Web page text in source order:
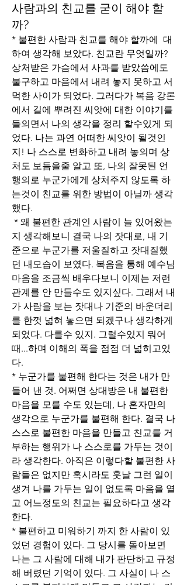
사람과의 친교를 굳이 해야 할
까?
* 불편한 사람과 친교를 해야 할까에  대
하여 생각해 보았다. 친교란 무엇일까?
상처받은 가슴에서 사과를 받았씀에도
불구하고 마음에서 내려 놓지 못하고 서
먹한 사이가 되었다. 그러다가 복음 강론
에서 길에 뿌려진 씨앗에 대한 이야기를
들의면서 나의 생각을 정리 할수있게 되
었다. 나는 과연 어떠한 씨앗이 될것인
지! 나 스스로 변화하고 내려 놓의며 상
처도 보듬을줄 알고 또, 나의 잘못된 언
행의로 누군가에게 상처주지 않도록 하
는것이 친교를 위한 방법이 아닐까 생각
했다.
지 생각해보니 결국 나의 잣대로, 내 기
준으로 누군가를 저울질하고 잣대질했
던 내모습이 보였다. 복음을 통해 예수님
마음을 조금씩 배우다보니 이제는 저런
관계를 안 만들수도 있지싶다. 그래서 내
가 사람을 보는 잣대나 기준의 바운더리
를 한껏 넓혀 놓으면 되겠구나 생각하게
되었다. 다를수 있지. 그럴수있지 뭐어
때...하며 이해의 폭을 점점 더 넓히고있
다.
* 누군가를 불편해 한다는 것은 내가 만
들어 낸 것. 어쩌면 상대방은 내 불편한
마음을 모를 수도 있는데, 나 혼자만의
생각으로 누군가를 불편해 한다. 결국 나
스스로 불편한 마음을 만들고 친교를 거
부하는 행위가 나 스스로를 가두는 것이
라 생각한다. 아직은 이렇다할 불편한 사
람들은 없지만 혹시라도 훗날 그런 일이
생겨 나를 가두는 일이 없도록 마음을 열
고 어느정도의 친교는 필요하다고 생각
한다.
* 불편하고 미워하기 까지 한 사람이 있
었던 경험이 있다. 그 당시를 돌아보면
나는 그 사람에 대해 내가 판단하고 규정
해 버렸던 기억이 있다. 그 사실이 나 스